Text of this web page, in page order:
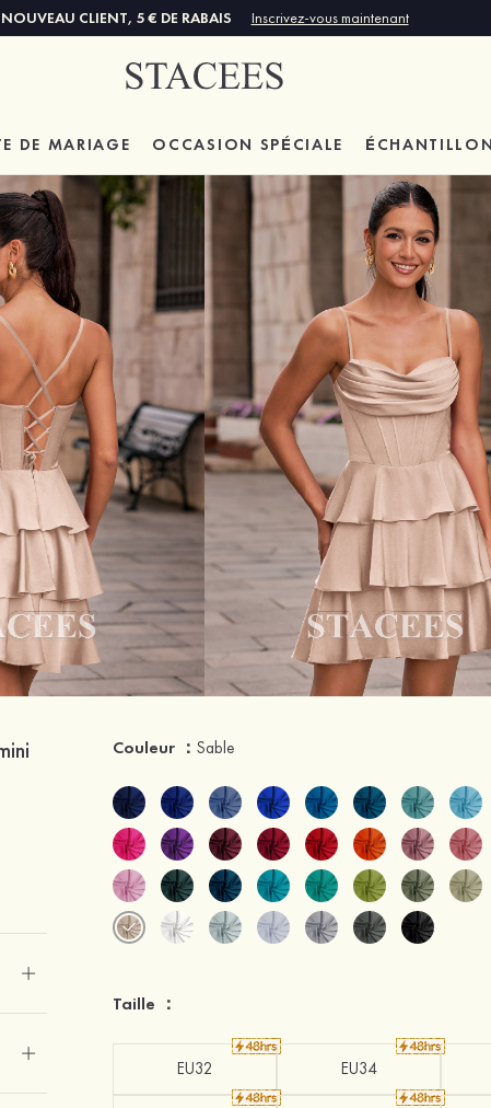
NOUVEAU CLIENT, 5 € DE RABAIS Inscrivez-vous maintenant
DE MARIAGE OCCASION SPÉCIALE
Couleur ：Sable
Taille ：
EU32 EU34